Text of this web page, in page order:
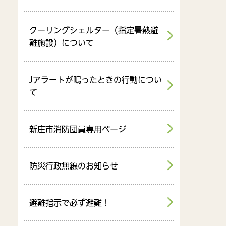
クーリングシェルター（指定暑熱避
難施設）について
Jアラートが鳴ったときの行動につい
て
新庄市消防団員専用ページ
防災行政無線のお知らせ
避難指示で必ず避難！